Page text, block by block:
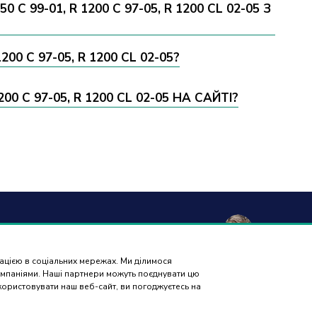
в соціальних мережах. Ми ділимося
Наші партнери можуть поєднувати цю
наш веб-сайт, ви погоджуєтесь на
99-01, R 1200 C 97-05, R 1200 CL 02-05 З
C 97-05, R 1200 CL 02-05?
C 97-05, R 1200 CL 02-05 НА САЙТІ?
повернення